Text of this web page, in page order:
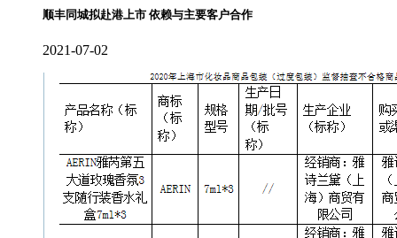
顺丰同城拟赴港上市 依赖与主要客户合作
2021-07-02